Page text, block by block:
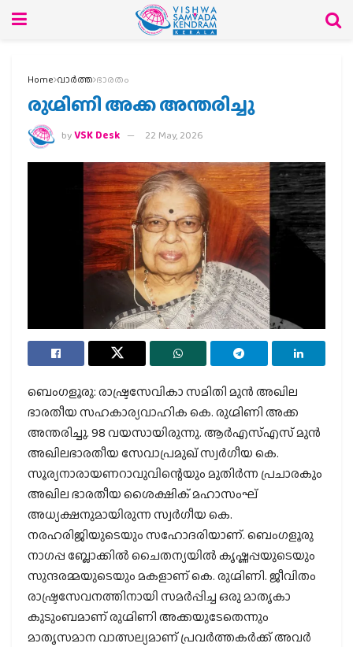
Home വാര്‍ത്ത ഭാരതം
രുഗ്മിണി അക്ക അന്തരിച്ചു
byVSK Desk 22 May, 2026
ബെംഗളൂരു: രാഷ്ട്രസേവികാ സമിതി മുന്‍ അഖില
ഭാരതീയ സഹകാര്യവാഹിക കെ. രുഗ്മിണി അക്ക
അന്തരിച്ചു. 98 വയസായിരുന്നു. ആര്‍എസ്എസ് മുന്‍
അഖിലഭാരതീയ സേവാപ്രമുഖ് സ്വര്‍ഗീയ കെ.
സൂര്യനാരായണറാവുവിന്റെയും മുതിര്‍ന്ന പ്രചാരകും
അഖില ഭാരതീയ ശൈക്ഷിക് മഹാസംഘ്
അധ്യക്ഷനുമായിരുന്ന സ്വര്‍ഗീയ കെ.
നരഹരിജിയുടെയും സഹോദരിയാണ്. ബെംഗളൂരു
നാഗപ്പ ബ്ലോക്കില്‍ ചൈതന്യയില്‍ കൃഷ്ണപ്പയുടെയും
സുന്ദരമ്മയുടെയും മകളാണ് കെ. രുഗ്മിണി. ജീവിതം
രാഷ്ട്രസേവനത്തിനായി സമര്‍പ്പിച്ച ഒരു മാതൃകാ
കുടുംബമാണ് രുഗ്മിണി അക്കയുടേതെന്നും
മാതൃസമാന വാത്സല്യമാണ് പ്രവര്‍ത്തകര്‍ക്ക് അവര്‍